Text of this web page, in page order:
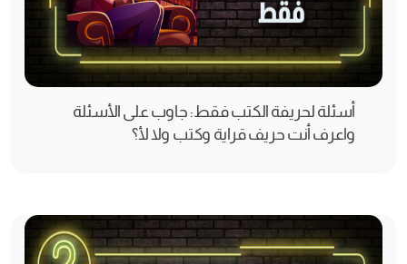
أسئلة لحريفة الكتب فقط: جاوب على الأسئلة
واعرف أنت حريف قراية وكتب ولا لأ؟